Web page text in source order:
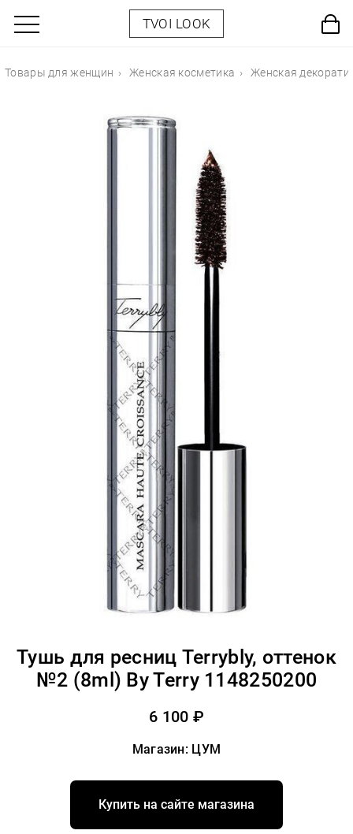
TVOI LOOK
Товары для женщин Женская косметика Женская
Тушь для ресниц Terrybly, оттенок
№2 (8ml) By Terry 1148250200
6 100 ₽
Магазин: ЦУМ
Купить на сайте магазина